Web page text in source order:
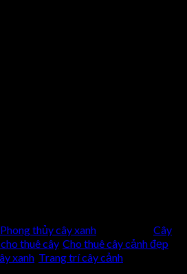
Phong thủy cây xanh
Cây
thuê cây, Cho thuê cây cảnh đẹp
xanh Trang trí cây cảnh